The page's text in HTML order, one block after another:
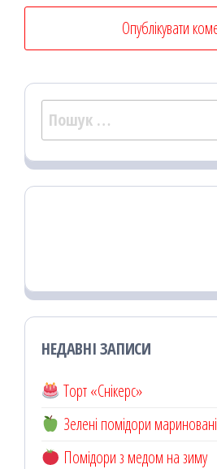
Пошук:
НЕДАВНІ ЗАПИСИ
Торт «Снікерс»
Зелені помідори мариновані
Помідори з медом на зиму